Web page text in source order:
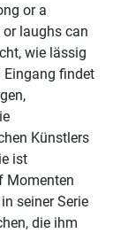
or a
laughs can
wie lässig
findet
Künstlers
ist
Momenten
seiner Serie
die ihm